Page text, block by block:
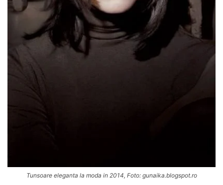
Tunsoare eleganta la moda in 2014, Foto: gunaika.blogspot.ro